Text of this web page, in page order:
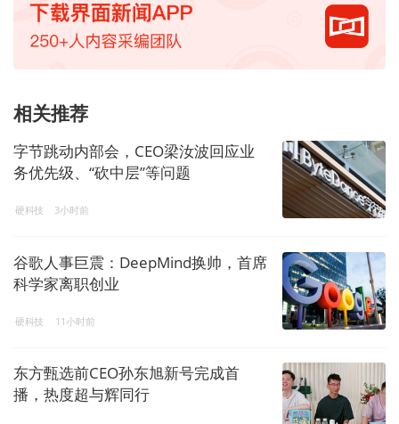
相关推荐
字节跳动内部会，CEO梁汝波回应业
务优先级、“砍中层”等问题
硬科技 3小时前
谷歌人事巨震：DeepMind换帅，首席
科学家离职创业
硬科技 11小时前
东方甄选前CEO孙东旭新号完成首
播，热度超与辉同行